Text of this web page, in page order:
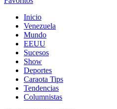
Inicio
Venezuela
Mundo
EEUU
Sucesos
Show
Deportes
Caraota Tips
Tendencias
Columnistas